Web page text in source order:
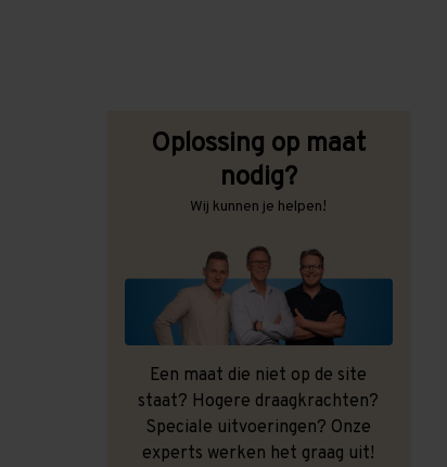
Oplossing op maat
nodig?
Wij kunnen je helpen!
Een maat die niet op de site
staat? Hogere draagkrachten?
Speciale uitvoeringen? Onze
experts werken het graag uit!